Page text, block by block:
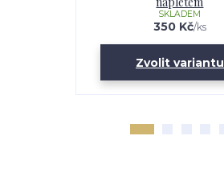
350 Kč/ks
SKLADEM
Zvolit variantu